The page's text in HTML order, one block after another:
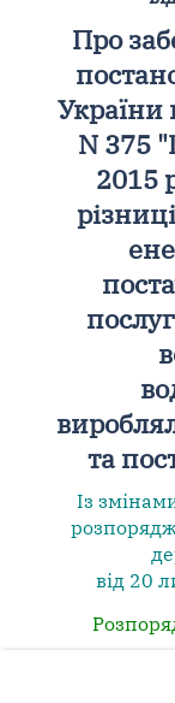
Про
України
N 375
2015
та
Із
від 20
(згідно з